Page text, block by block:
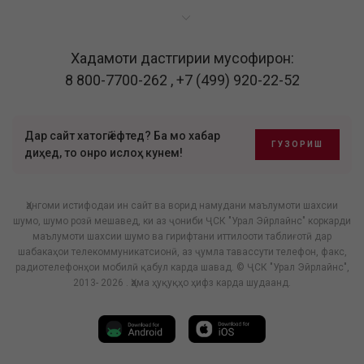
Хадамоти дастгирии мусофирон:
8 800-7700-262 ,+7 (499) 920-22-52
Дар сайт хатогӣ ёфтед? Ба мо хабар
диҳед, то онро ислоҳ кунем!
ГУЗОРИШ
Ҳангоми истифодаи ин сайт ва ворид намудани маълумоти шахсии
шумо, шумо розӣ мешавед, ки аз ҷониби ҶСК "Урал Эйрлайнс" коркарди
маълумоти шахсии шумо ва гирифтани иттилооти таблиғотӣ дар
шабакаҳои телекоммуникатсионӣ, аз ҷумла тавассути телефон, факс,
радиотелефонҳои мобилӣ қабул карда шавад. © ҶСК "Урал Эйрлайнс",
2013- 2026 . Ҳама ҳуқуқҳо ҳифз карда шудаанд.